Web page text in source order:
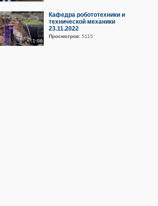
1:06
Кафедра робототехники и
технической механики
23.11.2022
Просмотров: 5115